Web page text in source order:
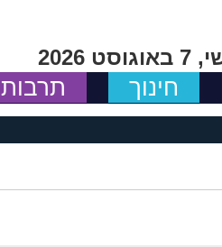
2026
חינוך תרבות